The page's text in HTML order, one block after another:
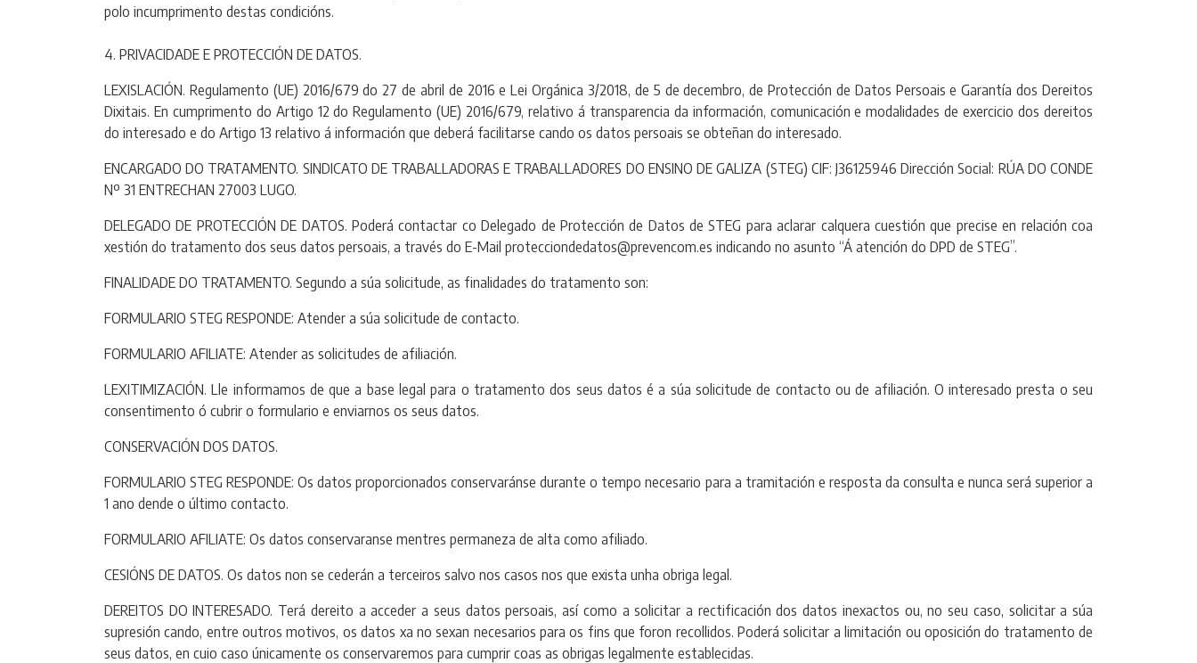
polo incumprimento destas condicións.
4. PRIVACIDADE E PROTECCIÓN DE DATOS.
LEXISLACIÓN. Regulamento (UE) 2016/679 do 27 de abril de 2016 e Lei Orgánica 3/2018, de 5 de decembro, de Protección de Datos Persoais e Garantía dos Dereitos
Dixitais. En cumprimento do Artigo 12 do Regulamento (UE) 2016/679, relativo á transparencia da información, comunicación e modalidades de exercicio dos dereitos
do interesado e do Artigo 13 relativo á información que deberá facilitarse cando os datos persoais se obteñan do interesado.
ENCARGADO DO TRATAMENTO. SINDICATO DE TRABALLADORAS E TRABALLADORES DO ENSINO DE GALIZA (STEG) CIF: J36125946 Dirección Social: RÚA DO CONDE
Nº 31 ENTRECHAN 27003 LUGO.
DELEGADO DE PROTECCIÓN DE DATOS. Poderá contactar co Delegado de Protección de Datos de STEG para aclarar calquera cuestión que precise en relación coa
xestión do tratamento dos seus datos persoais, a través do E-Mail protecciondedatos@prevencom.es indicando no asunto “Á atención do DPD de STEG”.
FINALIDADE DO TRATAMENTO. Segundo a súa solicitude, as finalidades do tratamento son:
FORMULARIO STEG RESPONDE: Atender a súa solicitude de contacto.
FORMULARIO AFILIATE: Atender as solicitudes de afiliación.
LEXITIMIZACIÓN. Lle informamos de que a base legal para o tratamento dos seus datos é a súa solicitude de contacto ou de afiliación. O interesado presta o seu
consentimento ó cubrir o formulario e enviarnos os seus datos.
CONSERVACIÓN DOS DATOS.
FORMULARIO STEG RESPONDE: Os datos proporcionados conservaránse durante o tempo necesario para a tramitación e resposta da consulta e nunca será superior a
1 ano dende o último contacto.
FORMULARIO AFILIATE: Os datos conservaranse mentres permaneza de alta como afiliado.
CESIÓNS DE DATOS. Os datos non se cederán a terceiros salvo nos casos nos que exista unha obriga legal.
DEREITOS DO INTERESADO. Terá dereito a acceder a seus datos persoais, así como a solicitar a rectificación dos datos inexactos ou, no seu caso, solicitar a súa
supresión cando, entre outros motivos, os datos xa no sexan necesarios para os fins que foron recollidos. Poderá solicitar a limitación ou oposición do tratamento de
seus datos, en cuio caso únicamente os conservaremos para cumprir coas as obrigas legalmente establecidas.